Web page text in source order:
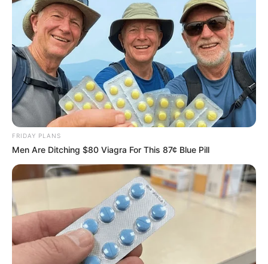
na cor de sua preferência e aplique
nas extremidades do protetor de porta. Faça
o acabamento com o ponto caseado.
Dica: o retângulo para o viés será na medida
necessária para fazer o fechamento da peça nas
extremidades. O tamanho pode variar de acordo
com a quantidade de fibra colocada.
FRIDAY PLANS
Men Are Ditching $80 Viagra For This 87¢ Blue Pill